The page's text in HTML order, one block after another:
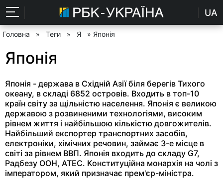
UA
Головна » Теги » Я » Японія
Японія
Японія - держава в Східній Азії біля берегів Тихого
океану, в складі 6852 островів. Входить в топ-10
країн світу за щільністю населення. Японія є великою
державою з розвиненими технологіями, високим
рівнем життя і найбільшою кількістю довгожителів.
Найбільший експортер транспортних засобів,
електроніки, хімічних речовин, займає 3-е місце в
світі за рівнем ВВП. Японія входить до складу G7,
Радбезу ООН, АТЕС. Конституційна монархія на чолі з
імператором, який призначає прем'єр-міністра.